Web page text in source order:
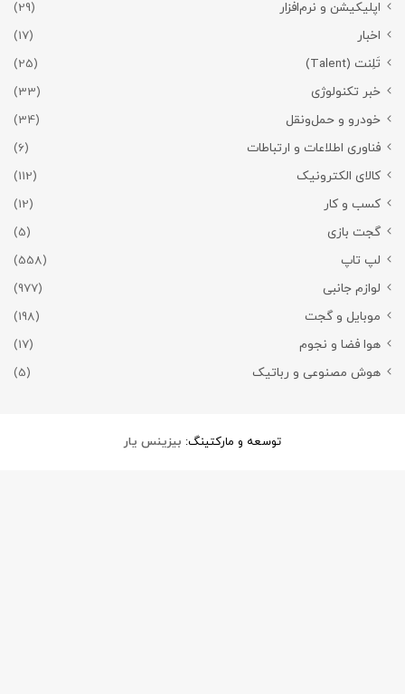
اپلیکیشن و نرم‌افزار
(29)
اخبار
(17)
تَلِنت (Talent)
(25)
خبر تکنولوژی
(33)
خودرو و حمل‌و‌نقل
(34)
فناوری اطلاعات و ارتباطات
(6)
کالای الکترونیک
(112)
کسب و کار
(12)
گجت بازی
(5)
لپ تاپ
(558)
لوازم جانبی
(977)
موبایل و گجت
(198)
هوا فضا و نجوم
(17)
هوش مصنوعی و رباتیک
(5)
توسعه و مارکتینگ: بیزینس یار